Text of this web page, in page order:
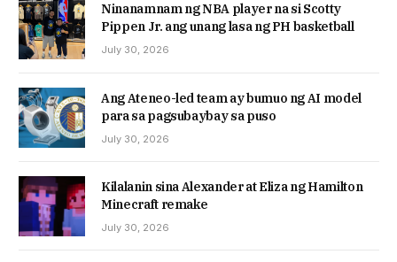
Ninanamnam ng NBA player na si Scotty
Pippen Jr. ang unang lasa ng PH basketball
July 30, 2026
Ang Ateneo-led team ay bumuo ng AI model
para sa pagsubaybay sa puso
July 30, 2026
Kilalanin sina Alexander at Eliza ng Hamilton
Minecraft remake
July 30, 2026